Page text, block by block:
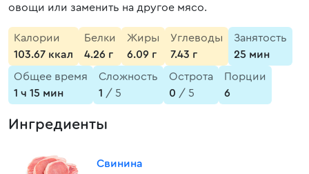
овощи или заменить на другое мясо.
Калории
103.67 ккал
Белки
4.26 г
Жиры
6.09 г
Углеводы
7.43 г
Занятость
25 мин
Общее время
1 ч 15 мин
Сложность
1 / 5
Острота
0 / 5
Порции
6
Ингредиенты
Свинина